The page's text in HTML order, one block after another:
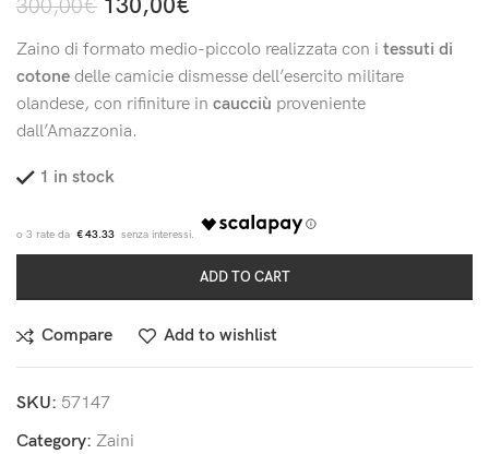
300,00€ 130,00€
Zaino di formato medio-piccolo realizzata con i tessuti di
cotone delle camicie dismesse dell’esercito militare
olandese, con rifiniture in caucciù proveniente
dall’Amazzonia.
1 in stock
€ 43.33
ADD TO CART
Compare Add to wishlist
SKU: 57147
Category: Zaini